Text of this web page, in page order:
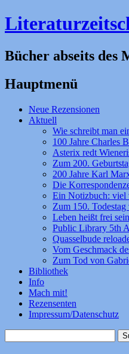
Bücher abseits des
Hauptmenü
Zum
Inhalt
Neue Rezensionen
Aktuell
Wie schreibt man
100 Jahre Charles
Asterix redt
Zum 200.
200 Jahre Karl
Die
Ein Notizbuch: viel
Zum 150.
Leben heißt frei
Public Library 5th
Quasselbude
Vom Geschmack
Zum Tod von
Bibliothek
Info
Mach mit!
Rezensenten
Impressum/Datenschutz
nach: